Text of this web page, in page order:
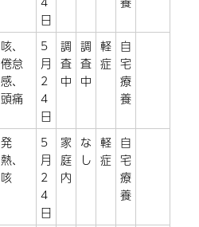
日
咳、
倦怠
感、
頭痛
5
月
2
4
日
調
査
中
調
査
中
軽
症
自
宅
療
養
発
熱、
咳
5
月
2
4
日
家
庭
内
な
し
軽
症
自
宅
療
養